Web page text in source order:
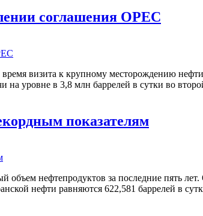
соглашения OPEC
визита к крупному месторождению
уровне в 3,8 млн баррелей в сутки во
показателям
объем нефтепродуктов за последние пять
нефти равняются 622,581 баррелей в